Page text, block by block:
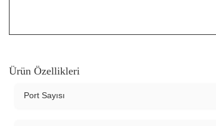
Ürün Özellikleri
Port Sayısı